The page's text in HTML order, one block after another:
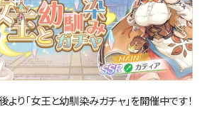
り「女王と幼馴染みガチャ」を開催中です！